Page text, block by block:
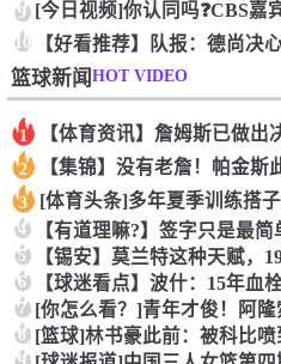
9
10
篮球新闻HOT VIDEO
1
2
3
4
5
6
7
8